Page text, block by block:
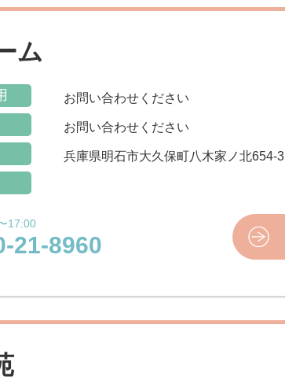
ム
お問い合わせください
お問い合わせください
兵庫県明石市大久保町八木家ノ北654-3
17:00
21-8960